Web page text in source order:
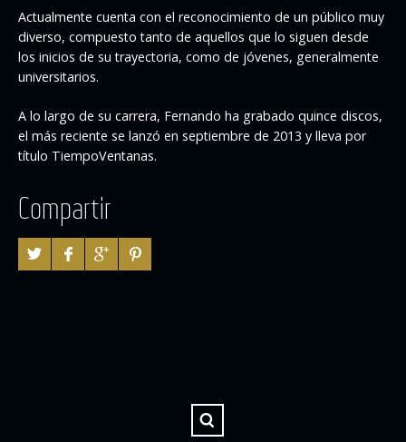
Actualmente cuenta con el reconocimiento de un público muy
diverso, compuesto tanto de aquellos que lo siguen desde
los inicios de su trayectoria, como de jóvenes, generalmente
universitarios.
A lo largo de su carrera, Fernando ha grabado quince discos,
el más reciente se lanzó en septiembre de 2013 y lleva por
título TiempoVentanas.
Compartir